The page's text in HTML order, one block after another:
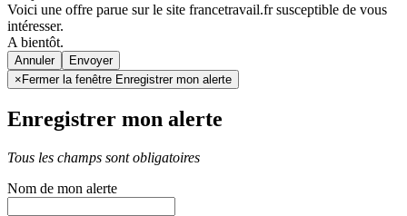
Voici une offre parue sur le site francetravail.fr susceptible de vous
intéresser.
A bientôt.
Annuler
× Fermer la fenêtre Enregistrer mon alerte
Enregistrer mon alerte
Tous les champs sont obligatoires
Nom de mon alerte